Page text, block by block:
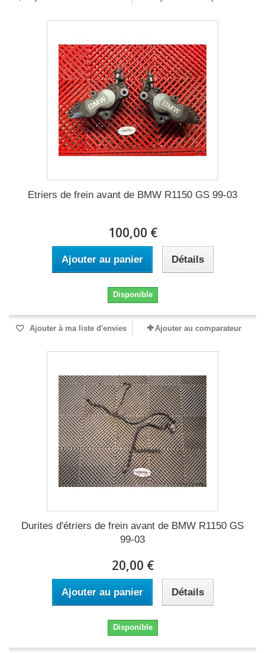
Etriers de frein avant de BMW R1150 GS 99-03
100,00 €
Ajouter au panier Détails
Disponible
Ajouter à ma liste d'envies Ajouter au comparateur
Durites d'étriers de frein avant de BMW R1150 GS
99-03
20,00 €
Ajouter au panier Détails
Disponible